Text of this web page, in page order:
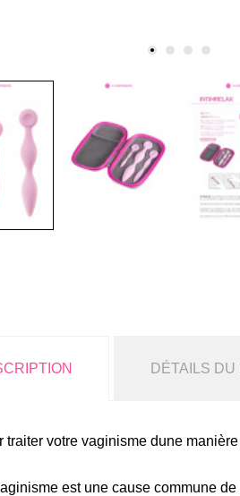
DÉTAILS
traiter votre vaginisme dune
est une cause commune